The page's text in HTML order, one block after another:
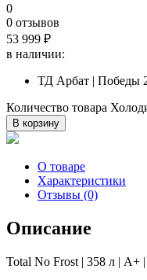
0
0 отзывов
53 999 ₽
в наличии:
ТД Арбат | Победы
Количество товара
В корзину
О товаре
Характеристики
Отзывы (0)
Описание
Total No Frost | 358 л |